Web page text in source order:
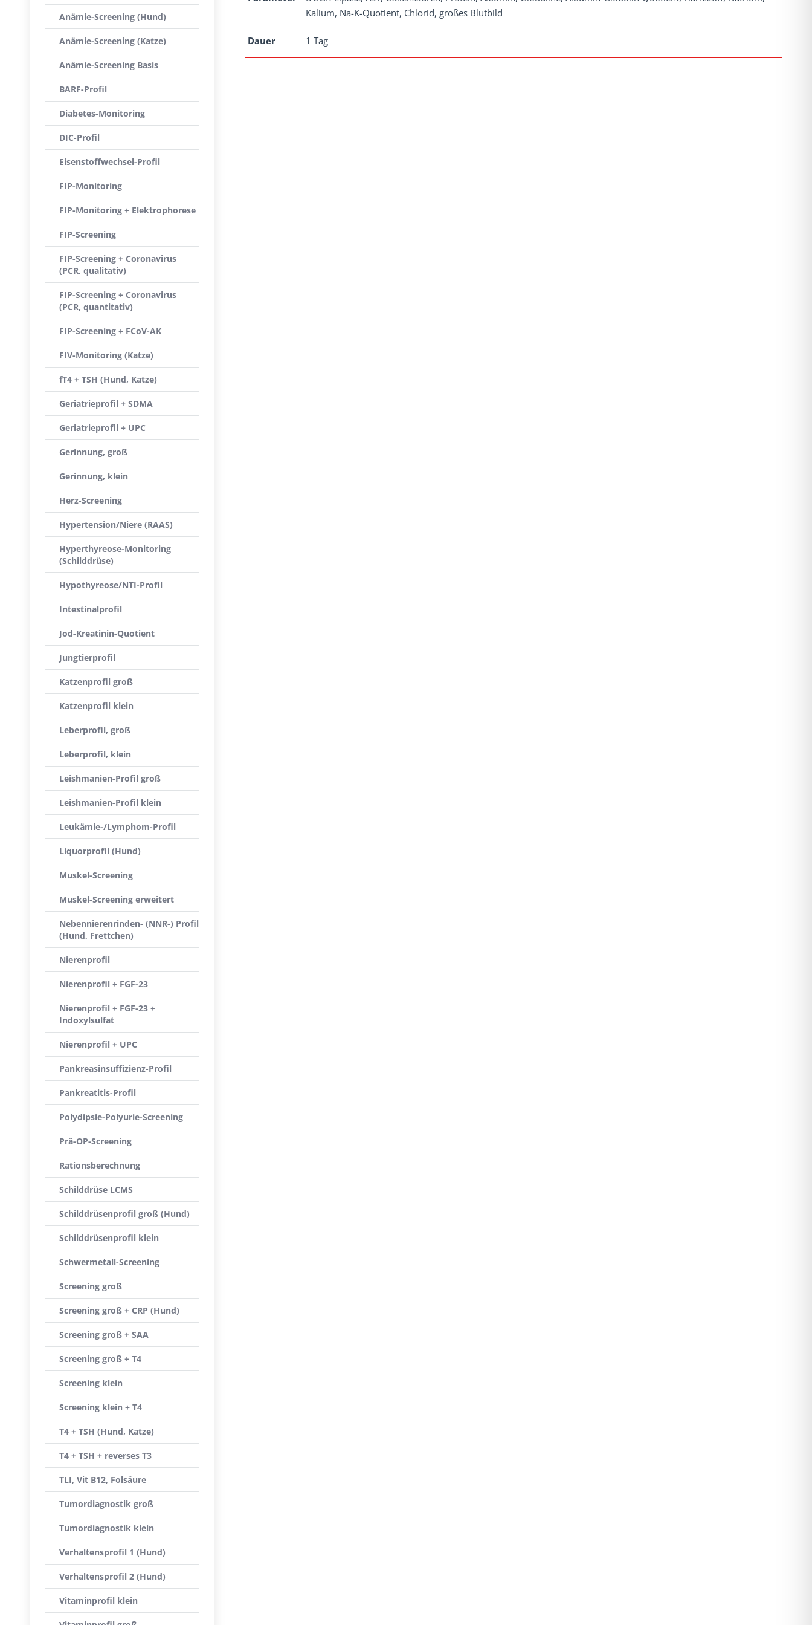
Kalium, Na-K-Quotient, Chlorid, großes Blutbild
Dauer 1 Tag
Anämie-Screening (Hund)
Anämie-Screening (Katze)
Anämie-Screening Basis
BARF-Profil
Diabetes-Monitoring
DIC-Profil
Eisenstoffwechsel-Profil
FIP-Monitoring
FIP-Monitoring + Elektrophorese
FIP-Screening
FIP-Screening + Coronavirus
(PCR, qualitativ)
FIP-Screening + Coronavirus
(PCR, quantitativ)
FIP-Screening + FCoV-AK
FIV-Monitoring (Katze)
fT4 + TSH (Hund, Katze)
Geriatrieprofil + SDMA
Geriatrieprofil + UPC
Gerinnung, groß
Gerinnung, klein
Herz-Screening
Hypertension/Niere (RAAS)
Hyperthyreose-Monitoring
(Schilddrüse)
Hypothyreose/NTI-Profil
Intestinalprofil
Jod-Kreatinin-Quotient
Jungtierprofil
Katzenprofil groß
Katzenprofil klein
Leberprofil, groß
Leberprofil, klein
Leishmanien-Profil groß
Leishmanien-Profil klein
Leukämie-/Lymphom-Profil
Liquorprofil (Hund)
Muskel-Screening
Muskel-Screening erweitert
Nebennierenrinden- (NNR-) Profil
(Hund, Frettchen)
Nierenprofil
Nierenprofil + FGF-23
Nierenprofil + FGF-23 +
Indoxylsulfat
Nierenprofil + UPC
Pankreasinsuffizienz-Profil
Pankreatitis-Profil
Polydipsie-Polyurie-Screening
Prä-OP-Screening
Rationsberechnung
Schilddrüse LCMS
Schilddrüsenprofil groß (Hund)
Schilddrüsenprofil klein
Schwermetall-Screening
Screening groß
Screening groß + CRP (Hund)
Screening groß + SAA
Screening groß + T4
Screening klein
Screening klein + T4
T4 + TSH (Hund, Katze)
T4 + TSH + reverses T3
TLI, Vit B12, Folsäure
Tumordiagnostik groß
Tumordiagnostik klein
Verhaltensprofil 1 (Hund)
Verhaltensprofil 2 (Hund)
Vitaminprofil klein